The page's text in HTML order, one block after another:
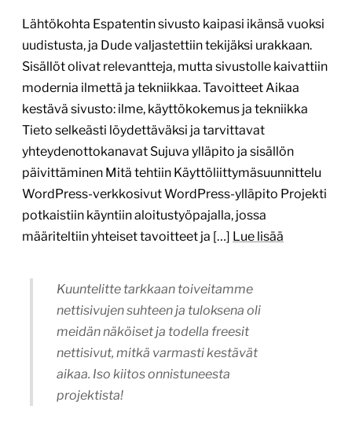
WordPress-verkkosivut WordPress-ylläpito Projekti
potkaistiin käyntiin aloitustyöpajalla, jossa
määriteltiin yhteiset tavoitteet ja […]Lue lisää
Kuuntelitte tarkkaan toiveitamme
nettisivujen suhteen ja tuloksena oli
meidän näköiset ja todella freesit
nettisivut, mitkä varmasti kestävät
aikaa. Iso kiitos onnistuneesta
projektista!
Erinomainen projektinhallinta,
asiakaspalvelu ja asiakkaan liiketoiminnan
ymmärtäminen